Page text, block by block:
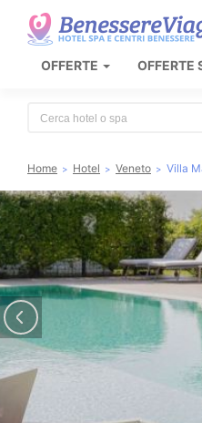
OFFERTE OFFERTE
Home Hotel Veneto Villa